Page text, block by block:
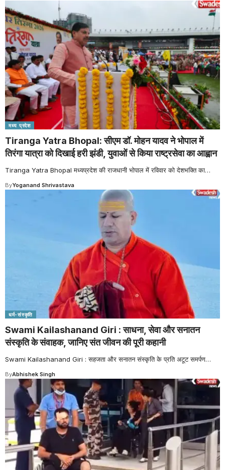
मध्य प्रदेश
Tiranga Yatra Bhopal: सीएम डॉ. मोहन यादव ने भोपाल में
तिरंगा यात्रा को दिखाई हरी झंडी, युवाओं से किया राष्ट्रसेवा का आह्वान
Tiranga Yatra Bhopal मध्यप्रदेश की राजधानी भोपाल में रविवार को देशभक्ति का…
ByYoganand Shrivastava
धर्म-संस्कृति
Swami Kailashanand Giri : साधना, सेवा और सनातन
संस्कृति के संवाहक, जानिए संत जीवन की पूरी कहानी
Swami Kailashanand Giri : सहजता और सनातन संस्कृति के प्रति अटूट समर्पण…
ByAbhishek Singh